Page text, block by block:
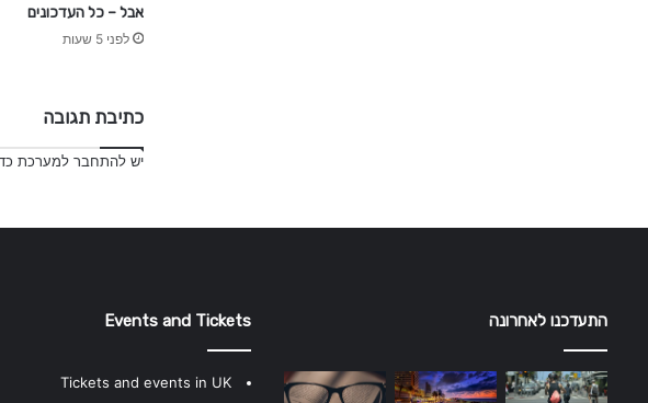
אבל – כל העדכונים
לפני 5 שעות
כתיבת תגובה
ישלהתחבר למערכת
התעדכנו לאחרונה Events and Tickets
Tickets and events in UK